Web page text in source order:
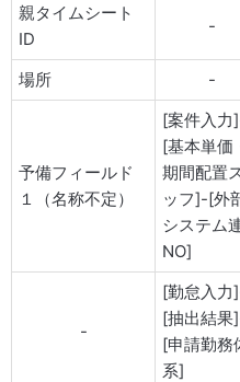
親タイムシート
ID
-
場所 -
予備フィールド
１（名称不定）
[案件入力
[基本単価
期間配置
ッフ]-[外
システム
NO]
-
[勤怠入力
[抽出結果
[申請勤務
系]